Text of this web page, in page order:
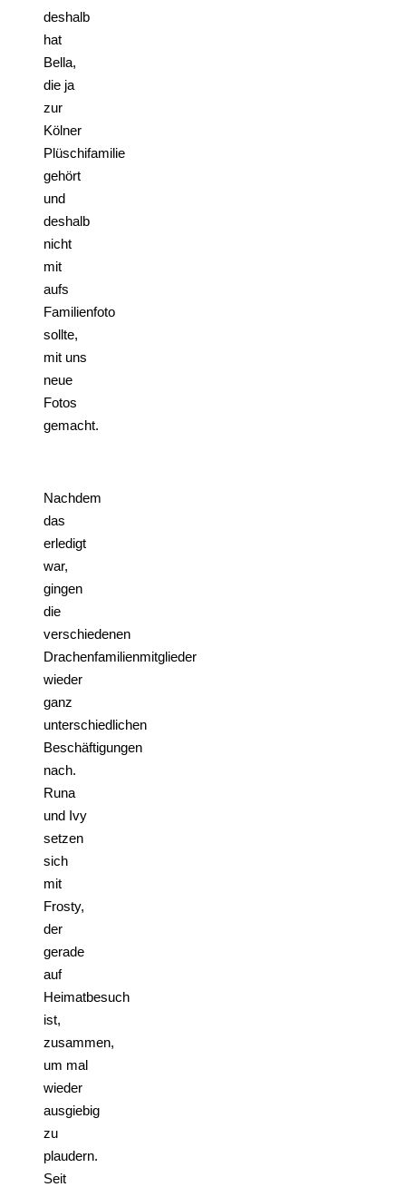
deshalb
hat
Bella,
die ja
zur
Kölner
Plüschifamilie
gehört
und
deshalb
nicht
mit
aufs
Familienfoto
sollte,
mit uns
neue
Fotos
gemacht.
Nachdem
das
erledigt
war,
gingen
die
verschiedenen
Drachenfamilienmitglieder
wieder
ganz
unterschiedlichen
Beschäftigungen
nach.
Runa
und Ivy
setzen
sich
mit
Frosty,
der
gerade
auf
Heimatbesuch
ist,
zusammen,
um mal
wieder
ausgiebig
zu
plaudern.
Seit